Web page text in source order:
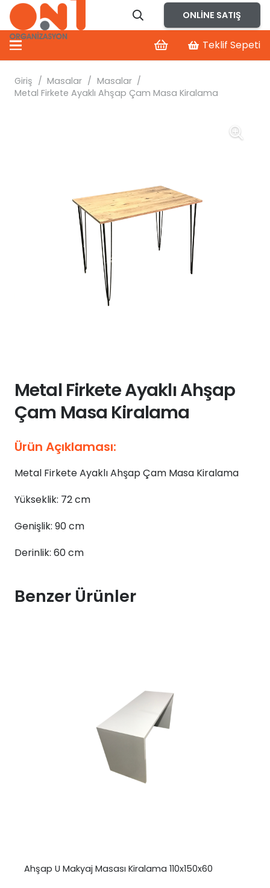
ONLINE SATIŞ
Teklif Sepeti
Giriş / Masalar / Masalar /
Metal Firkete Ayaklı Ahşap Çam Masa Kiralama
Metal Firkete Ayaklı Ahşap
Çam Masa Kiralama
Ürün Açıklaması:
Metal Firkete Ayaklı Ahşap Çam Masa Kiralama
Yükseklik: 72 cm
Genişlik: 90 cm
Derinlik: 60 cm
Benzer Ürünler
Ahşap U Makyaj Masası Kiralama 110x150x60